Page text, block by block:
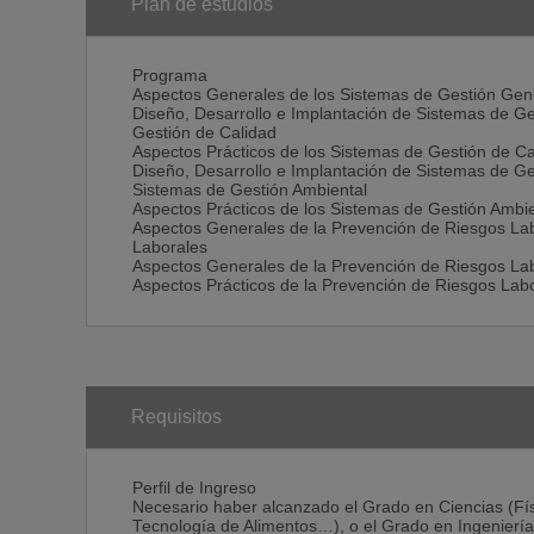
Finalmente, se plantea un segundo objetivo el
Metodología
En todos los módulos se establecen estructuras
Constan de una parte puramente teórica,
individual del alumno fuera de ellas, así como con
Para la asimilación de estos conceptos teóricos
van de lo más específico (ej: uso de herramientas
general (el diseño de sistemas de gestión mediante
metodologías; la realización de simulaciones de
ponente en auditado, evaluándose los documentos
elaboración y defensa del informe de auditoría).
Además, se establecen cinco trabajos: el primero
(seguridad, higiene o ergonomía); el segundo/
Los alumnos, en la fase final del curso y durante el
Plan de estudios
Programa
Aspectos Generales de los Sistemas de Gestión
Diseño, Desarrollo e Implantación de Sistemas de
Gestión de Calidad
Aspectos Prácticos de los Sistemas de Gestión de
Diseño, Desarrollo e Implantación de Sistemas de
Sistemas de Gestión Ambiental
Aspectos Prácticos de los Sistemas de Gestión
Aspectos Generales de la Prevención de Riesgos
Laborales
Aspectos Generales de la Prevención de Riesgos
Aspectos Prácticos de la Prevención de Riesgos
Requisitos
Perfil de Ingreso
Necesario haber alcanzado el Grado en Ciencias
Tecnología de Alimentos…), o el Grado en